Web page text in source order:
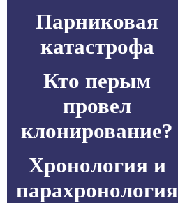
Парниковая
катастрофа
Кто перым
провел
клонирование?
Хронология и
парахронология